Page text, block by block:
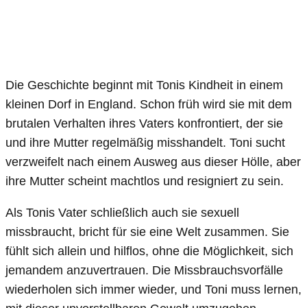
Die Geschichte beginnt mit Tonis Kindheit in einem
kleinen Dorf in England. Schon früh wird sie mit dem
brutalen Verhalten ihres Vaters konfrontiert, der sie
und ihre Mutter regelmäßig misshandelt. Toni sucht
verzweifelt nach einem Ausweg aus dieser Hölle, aber
ihre Mutter scheint machtlos und resigniert zu sein.
Als Tonis Vater schließlich auch sie sexuell
missbraucht, bricht für sie eine Welt zusammen. Sie
fühlt sich allein und hilflos, ohne die Möglichkeit, sich
jemandem anzuvertrauen. Die Missbrauchsvorfälle
wiederholen sich immer wieder, und Toni muss lernen,